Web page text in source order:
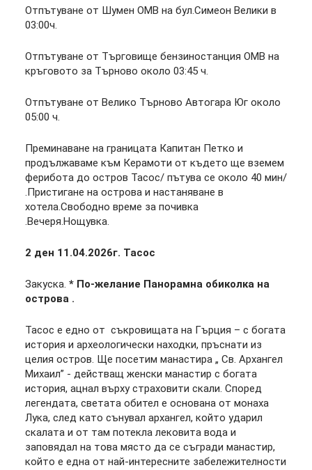
Отпътуване от Шумен ОМВ на бул.Симеон Велики в
03:00ч.
Отпътуване от Търговище бензиностанция ОМВ на
кръговото за Търново около 03:45 ч.
Отпътуване от Велико Търново Автогара Юг около
05:00 ч.
Преминаване на границата Капитан Петко и
продължаваме към Керамоти от където ще вземем
ферибота до остров Тасос/ пътува се около 40 мин/
.Пристигане на острова и настаняване в
хотела.Свободно време за почивка
.Вечеря.Нощувка.
2 ден 11.04.2026г. Тасос
Закуска. * По-желание Панорамна обиколка на
острова .
Тасос е едно от съкровищата на Гърция – с богата
история и археологически находки, пръснати из
целия остров. Ще посетим манастира „ Св. Архангел
Михаил” - действащ женски манастир с богата
история, ацнал върху страховити скали. Според
легендата, светата обител е основана от монаха
Лука, след като сънувал архангел, който ударил
скалата и от там потекла лековита вода и
заповядал на това място да се съгради манастир,
който е една от най-интересните забележителности